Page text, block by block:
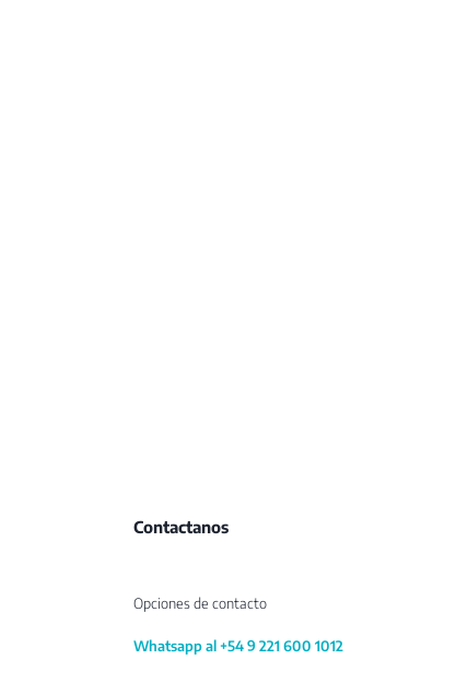
Contactanos
Opciones de contacto
Whatsapp al +54 9 221 600 1012